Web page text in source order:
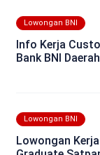
Lowongan BNI
Info Kerja
Bank BNI
Lowongan BNI
Lowongan